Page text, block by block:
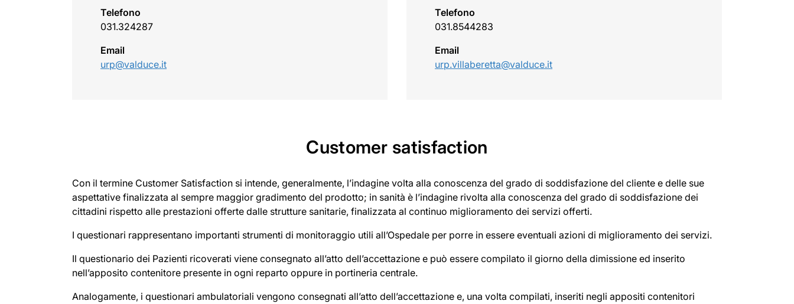
Telefono
031.324287
Email
urp@valduce.it
Telefono
031.8544283
Email
urp.villaberetta@valduce.it
Customer satisfaction
Con il termine Customer Satisfaction si intende, generalmente, l’indagine volta alla conoscenza del grado di soddisfazione del cliente e delle sue
aspettative finalizzata al sempre maggior gradimento del prodotto; in sanità è l’indagine rivolta alla conoscenza del grado di soddisfazione dei
cittadini rispetto alle prestazioni offerte dalle strutture sanitarie, finalizzata al continuo miglioramento dei servizi offerti.
I questionari rappresentano importanti strumenti di monitoraggio utili all’Ospedale per porre in essere eventuali azioni di miglioramento dei servizi.
Il questionario dei Pazienti ricoverati viene consegnato all’atto dell’accettazione e può essere compilato il giorno della dimissione ed inserito
nell’apposito contenitore presente in ogni reparto oppure in portineria centrale.
Analogamente, i questionari ambulatoriali vengono consegnati all’atto dell’accettazione e, una volta compilati, inseriti negli appositi contenitori